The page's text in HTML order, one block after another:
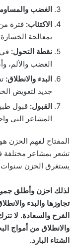
الغضب
الاكتئاب: فترة
بمعالجة الخسارة
نقطة التحول:
الغضب والألم،
البدء والانطلاق:
جديد لتعويض
القبول: قبول
المشاعر التي
المفتاح لفهم الحزن
تشعر بمشاعر مختلفة
يستغرق الحزن سنوات
لذلك احزن وأطلق
تجاوزها والبدء
الفرح والسعادة. لا
والانطلاق من أمواج
الشتاء البارد.